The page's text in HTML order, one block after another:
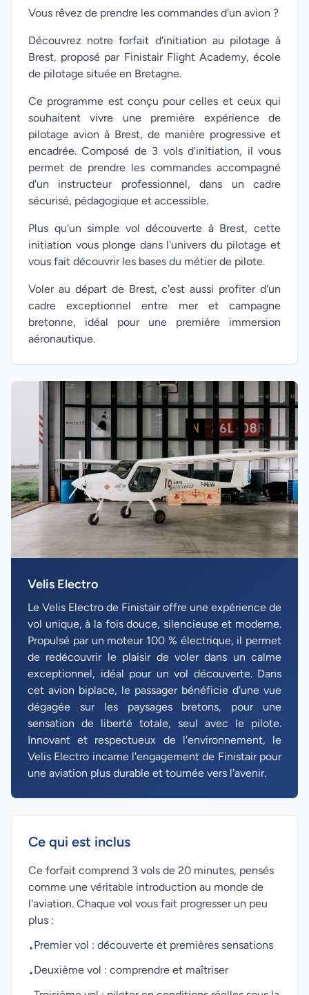
Vous rêvez de prendre les commandes d'un avion ?
Découvrez notre forfait d'initiation au pilotage à
Brest, proposé par Finistair Flight Academy, école
de pilotage située en Bretagne.
Ce programme est conçu pour celles et ceux qui
souhaitent vivre une première expérience de
pilotage avion à Brest, de manière progressive et
encadrée. Composé de 3 vols d'initiation, il vous
permet de prendre les commandes accompagné
d'un instructeur professionnel, dans un cadre
sécurisé, pédagogique et accessible.
Plus qu'un simple vol découverte à Brest, cette
initiation vous plonge dans l'univers du pilotage et
vous fait découvrir les bases du métier de pilote.
Voler au départ de Brest, c'est aussi profiter d'un
cadre exceptionnel entre mer et campagne
bretonne, idéal pour une première immersion
aéronautique.
Velis Electro
Le Velis Electro de Finistair offre une expérience de
vol unique, à la fois douce, silencieuse et moderne.
Propulsé par un moteur 100 % électrique, il permet
de redécouvrir le plaisir de voler dans un calme
exceptionnel, idéal pour un vol découverte. Dans
cet avion biplace, le passager bénéficie d'une vue
dégagée sur les paysages bretons, pour une
sensation de liberté totale, seul avec le pilote.
Innovant et respectueux de l'environnement, le
Velis Electro incarne l'engagement de Finistair pour
une aviation plus durable et tournée vers l'avenir.
Ce qui est inclus
Ce forfait comprend 3 vols de 20 minutes, pensés
comme une véritable introduction au monde de
l'aviation. Chaque vol vous fait progresser un peu
plus :
•Premier vol : découverte et premières sensations
•Deuxième vol : comprendre et maîtriser